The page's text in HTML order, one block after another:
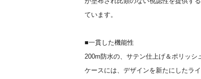
ています。
■一貫した機能性
200m防水の、サテン仕上げ＆ポリッ
ケースには、デザインを新たにしたラ